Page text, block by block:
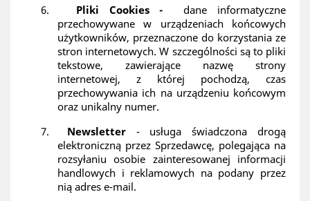
6.
Pliki Cookies -
dane informatyczne
przechowywane w urządzeniach końcowych
użytkowników, przeznaczone do korzystania ze
stron internetowych. W szczególności są to pliki
tekstowe, zawierające nazwę strony
internetowej, z której pochodzą, czas
przechowywania ich na urządzeniu końcowym
oraz unikalny numer.
7.
Newsletter- usługa świadczona drogą
elektroniczną przez Sprzedawcę, polegająca na
rozsyłaniu osobie zainteresowanej informacji
handlowych i reklamowych na podany przez
nią adres e-mail.